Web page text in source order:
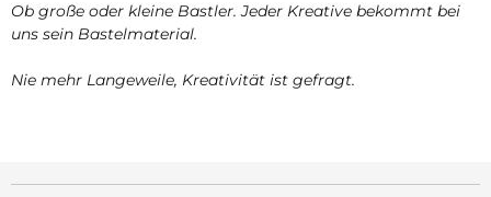
Ob große oder kleine Bastler. Jeder Kreative bekommt bei
uns sein Bastelmaterial.
Nie mehr Langeweile, Kreativität ist gefragt.